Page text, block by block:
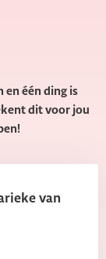
en één ding is
dit voor jou
van